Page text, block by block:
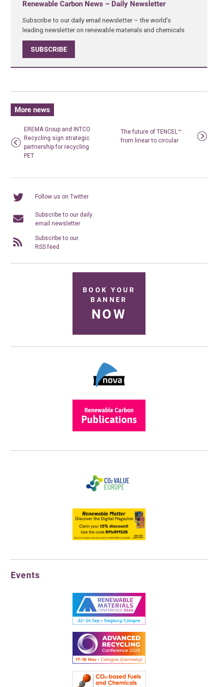
Renewable Carbon News – Daily Newsletter
Subscribe to our daily email newsletter – the world's
leading newsletter on renewable materials and chemicals
SUBSCRIBE
More news
EREMA Group and INTCO
Recycling sign strategic
partnership for recycling
PET
The future of TENCEL™:
from linear to circular
Follow us on Twitter
Subscribe to our daily
email newsletter
Subscribe to our
RSS feed
BOOK YOUR
BANNER
NOW
Events